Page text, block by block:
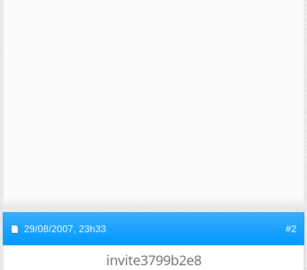
29/08/2007, 23h33 #2
invite3799b2e8